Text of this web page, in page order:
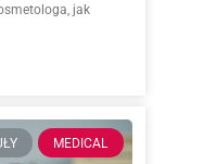
jak
MEDICAL